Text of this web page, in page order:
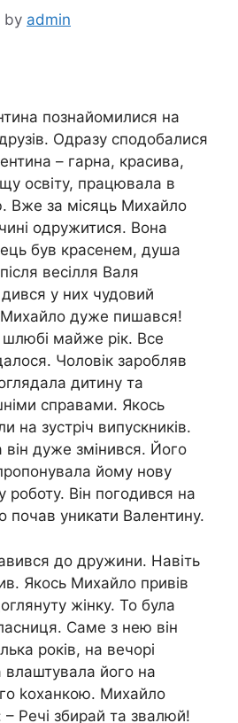
by admin
познайомилися на
Одразу сподобалися
– гарна, красива,
освіту, працювала в
Вже за місяць Михайло
одружитися. Вона
був красенем, душа
весілля Валя
дився у них чудовий
дуже пишався!
майже рік. Все
Чоловік заробляв
дитину та
справами. Якось
на зустріч випускників.
він дуже змінився. Його
йому нову
роботу. Він погодився на
почав уникати Валентину.
до дружини. Навіть
Якось Михайло привів
жінку. То була
Саме з нею він
років, на вечорі
влаштувала його на
kоханкою. Михайло
– Речі збирай та звалюй!